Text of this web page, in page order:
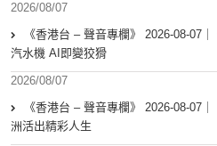
2026/08/07
《香港台 – 聲音專欄》 2026-08-07
汽水機 AI即變狡猾
2026/08/07
《香港台 – 聲音專欄》 2026-08-07
洲活出精彩人生